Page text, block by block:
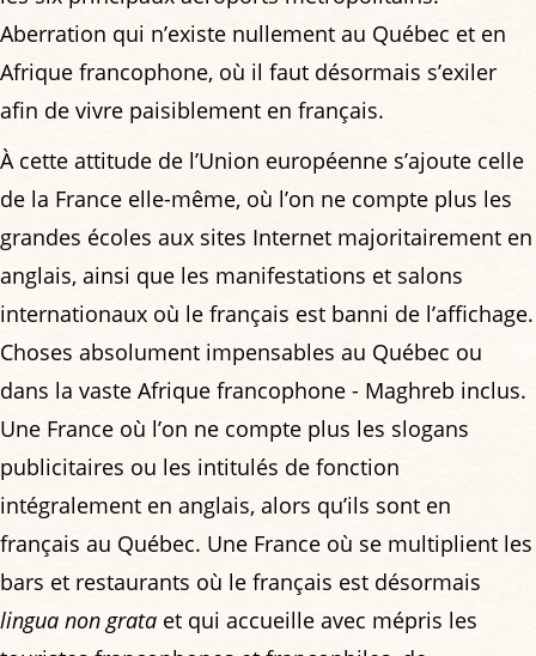
Aberration qui n’existe nullement au Québec et en
Afrique francophone, où il faut désormais s’exiler
afin de vivre paisiblement en français.
À cette attitude de l’Union européenne s’ajoute celle
de la France elle-même, où l’on ne compte plus les
grandes écoles aux sites Internet majoritairement en
anglais, ainsi que les manifestations et salons
internationaux où le français est banni de l’affichage.
Choses absolument impensables au Québec ou
dans la vaste Afrique francophone - Maghreb inclus.
Une France où l’on ne compte plus les slogans
publicitaires ou les intitulés de fonction
intégralement en anglais, alors qu’ils sont en
français au Québec. Une France où se multiplient les
bars et restaurants où le français est désormais
lingua non grata et qui accueille avec mépris les